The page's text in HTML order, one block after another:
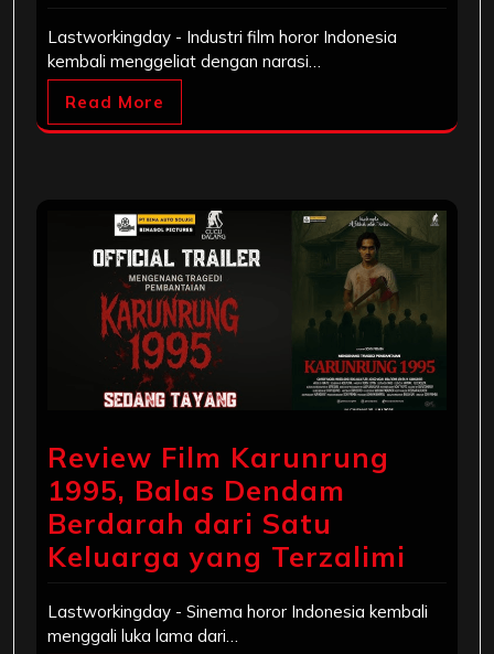
Lastworkingday - Industri film horor Indonesia
kembali menggeliat dengan narasi…
Read More
Review Film Karunrung
1995, Balas Dendam
Berdarah dari Satu
Keluarga yang Terzalimi
Lastworkingday - Sinema horor Indonesia kembali
menggali luka lama dari…